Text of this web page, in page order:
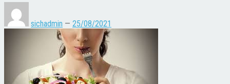
sichadmin — 25/08/2021